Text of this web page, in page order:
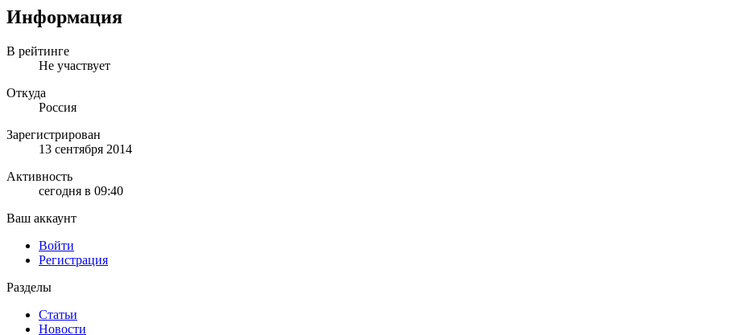
Информация
В рейтинге
Не участвует
Откуда
Россия
Зарегистрирован
13 сентября 2014
Активность
сегодня в 09:40
Ваш аккаунт
Войти
Регистрация
Разделы
Статьи
Новости